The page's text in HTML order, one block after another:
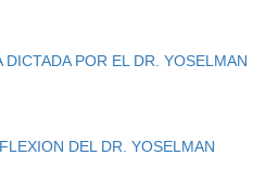
POR EL DR. YOSELMAN
DEL DR. YOSELMAN